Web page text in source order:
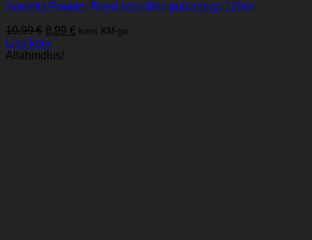
Sorvella Powder Reed kodulõhn pulkadega 120ml
10,99€ Algne
hind
oli:
8,99 € Praegune
koos KM-ga
Lisa korvi
Allahindlus!